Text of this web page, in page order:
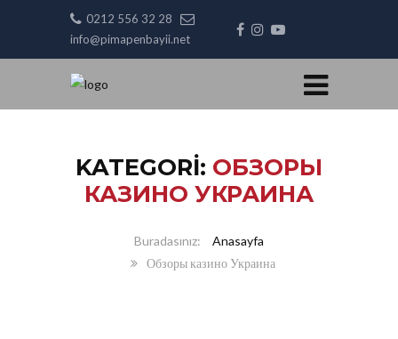
0212 556 32 28
info@pimapenbayii.net
KATEGORI: ОБЗОРЫ
КАЗИНО УКРАИНА
Anasayfa
Обзоры казино Украина